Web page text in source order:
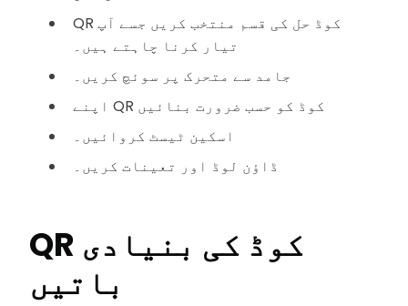
QR کوڈ حل کی قسم منتخب کریں جسے آپ
تیار کرنا چاہتے ہیں۔
جامد سے متحرک پر سوئچ کریں۔
اپنے QR کوڈ کو حسب ضرورت بنائیں
اسکین ٹیسٹ کروائیں۔
ڈاؤن لوڈ اور تعینات کریں۔
QR کوڈ کی بنیادی
باتیں